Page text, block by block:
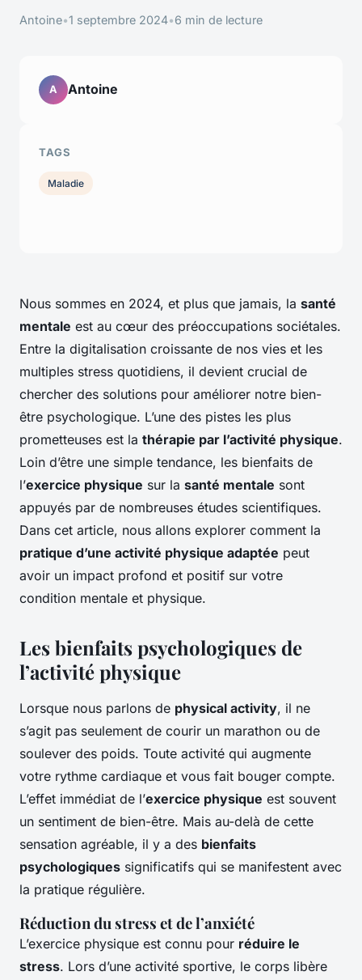
Antoine•1 septembre 2024•6 min de lecture
Nous sommes en 2024, et plus que jamais, la santé
mentale est au cœur des préoccupations sociétales.
Entre la digitalisation croissante de nos vies et les
multiples stress quotidiens, il devient crucial de
chercher des solutions pour améliorer notre bien-
être psychologique. L’une des pistes les plus
prometteuses est la thérapie par l’activité physique.
Loin d’être une simple tendance, les bienfaits de
l’exercice physique sur la santé mentale sont
appuyés par de nombreuses études scientifiques.
Dans cet article, nous allons explorer comment la
pratique d’une activité physique adaptée peut
avoir un impact profond et positif sur votre
condition mentale et physique.
Les bienfaits psychologiques de
l’activité physique
Lorsque nous parlons de physical activity, il ne
s’agit pas seulement de courir un marathon ou de
soulever des poids. Toute activité qui augmente
votre rythme cardiaque et vous fait bouger compte.
L’effet immédiat de l’exercice physique est souvent
un sentiment de bien-être. Mais au-delà de cette
sensation agréable, il y a des bienfaits
psychologiques significatifs qui se manifestent avec
la pratique régulière.
Réduction du stress et de l’anxiété
L’exercice physique est connu pour réduire le
stress. Lors d’une activité sportive, le corps libère
A Antoine
TAGS
Maladie